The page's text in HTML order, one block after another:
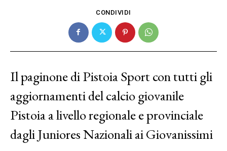
CONDIVIDI
Il paginone di Pistoia Sport con tutti gli
aggiornamenti del calcio giovanile
Pistoia a livello regionale e provinciale
dagli Juniores Nazionali ai Giovanissimi